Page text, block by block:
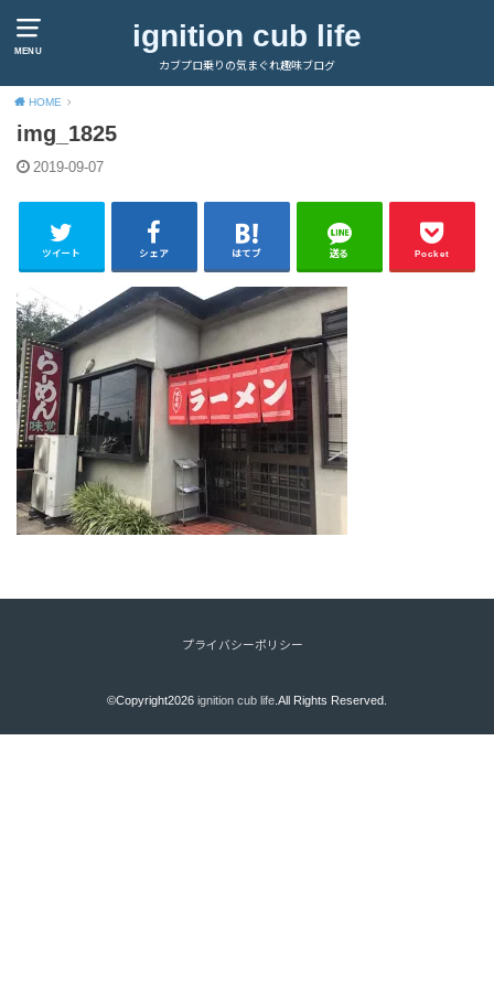
MENU ignition cub life
カブプロ乗りの気まぐれ趣味ブログ
HOME
img_1825
2019-09-07
ツイート シェア はてブ 送る Pocket
プライバシーポリシー
©Copyright2026 ignition cub life.All Rights Reserved.